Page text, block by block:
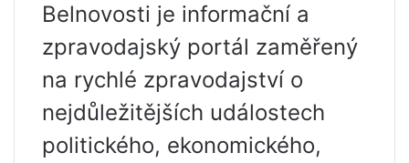
Belnovosti je informační a
zpravodajský portál zaměřený
na rychlé zpravodajství o
nejdůležitějších událostech
politického, ekonomického,